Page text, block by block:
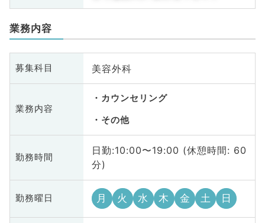
業務内容
募集科目 美容外科
業務内容
カウンセリング
その他
勤務時間
日勤:10:00〜19:00 (休憩時間: 60
分)
勤務曜日 月 火 水 木 金 土 日